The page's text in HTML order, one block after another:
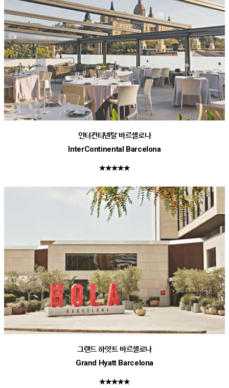
인터컨티넨탈 바르셀로나
InterContinental Barcelona
★★★★★
그랜드 하얏트 바르셀로나
Grand Hyatt Barcelona
★★★★★